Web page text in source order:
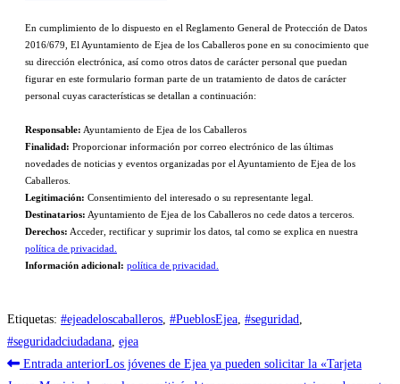
En cumplimiento de lo dispuesto en el Reglamento General de Protección de Datos
2016/679, El Ayuntamiento de Ejea de los Caballeros pone en su conocimiento que
su dirección electrónica, así como otros datos de carácter personal que puedan
figurar en este formulario forman parte de un tratamiento de datos de carácter
personal cuyas características se detallan a continuación:
Responsable: Ayuntamiento de Ejea de los Caballeros
Finalidad: Proporcionar información por correo electrónico de las últimas
novedades de noticias y eventos organizadas por el Ayuntamiento de Ejea de los
Caballeros.
Legitimación: Consentimiento del interesado o su representante legal.
Destinatarios: Ayuntamiento de Ejea de los Caballeros no cede datos a terceros.
Derechos: Acceder, rectificar y suprimir los datos, tal como se explica en nuestra
política de privacidad.
Información adicional: política de privacidad.
Etiquetas: #ejeadeloscaballeros #PueblosEjea #seguridad
#seguridadciudadana ejea
LeerEntrada anteriorLos jóvenes de Ejea ya pueden solicitar la «Tarjeta